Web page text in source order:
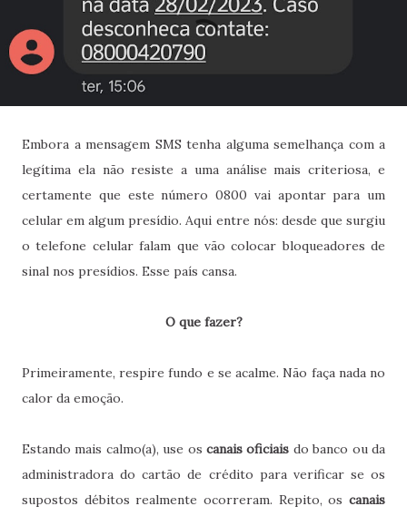
Embora a mensagem SMS tenha alguma semelhança com a
legítima ela não resiste a uma análise mais criteriosa, e
certamente que este número 0800 vai apontar para um
celular em algum presídio. Aqui entre nós: desde que surgiu
o telefone celular falam que vão colocar bloqueadores de
sinal nos presídios. Esse país cansa.
O que fazer?
Primeiramente, respire fundo e se acalme. Não faça nada no
calor da emoção.
Estando mais calmo(a), use os canais oficiais do banco ou da
administradora do cartão de crédito para verificar se os
supostos débitos realmente ocorreram. Repito, os canais